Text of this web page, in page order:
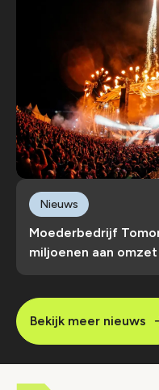
Moederbedrijf
miljoenen aan
Nieuws
Bekijk meer nieuws